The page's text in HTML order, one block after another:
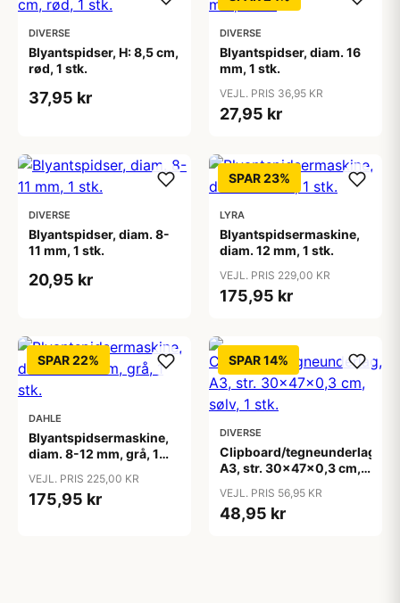
DIVERSE
Blyantspidser, H: 8,5 cm,
rød, 1 stk.
37,95 kr
DIVERSE
Blyantspidser, diam. 16
mm, 1 stk.
VEJL. PRIS 36,95 KR
27,95 kr
DIVERSE
Blyantspidser, diam. 8-
11 mm, 1 stk.
20,95 kr
SPAR 23%
LYRA
Blyantspidsermaskine,
diam. 12 mm, 1 stk.
VEJL. PRIS 229,00 KR
175,95 kr
SPAR 22%
DAHLE
Blyantspidsermaskine,
diam. 8-12 mm, grå, 1
VEJL. PRIS 225,00 KR
175,95 kr
SPAR 14%
DIVERSE
Clipboard/tegneunderlag,
A3, str. 30x47x0,3 cm,
VEJL. PRIS 56,95 KR
48,95 kr